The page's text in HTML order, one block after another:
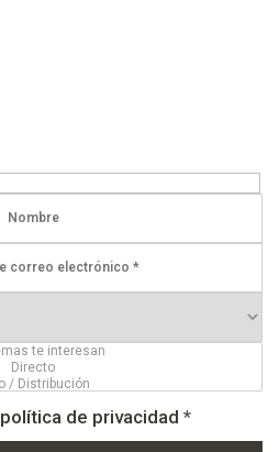
política de privacidad *